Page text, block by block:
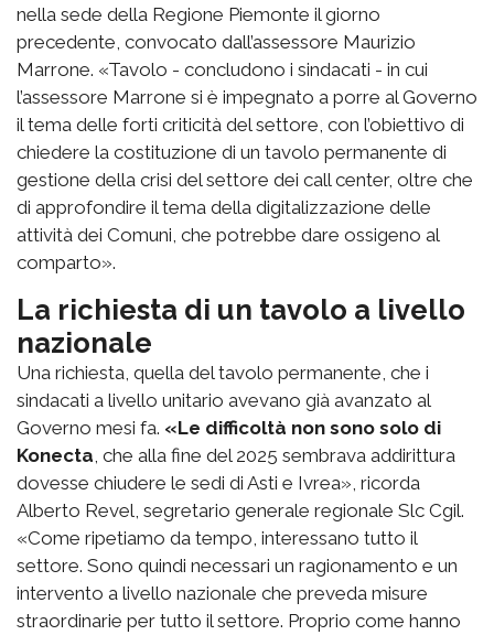
nella sede della Regione Piemonte il giorno
precedente, convocato dall’assessore Maurizio
Marrone. «Tavolo - concludono i sindacati - in cui
l’assessore Marrone si è impegnato a porre al Governo
il tema delle forti criticità del settore, con l’obiettivo di
chiedere la costituzione di un tavolo permanente di
gestione della crisi del settore dei call center, oltre che
di approfondire il tema della digitalizzazione delle
attività dei Comuni, che potrebbe dare ossigeno al
comparto».
La richiesta di un tavolo a livello
nazionale
Una richiesta, quella del tavolo permanente, che i
sindacati a livello unitario avevano già avanzato al
Governo mesi fa. «Le difficoltà non sono solo di
Konecta , che alla fine del 2025 sembrava addirittura
dovesse chiudere le sedi di Asti e Ivrea», ricorda
Alberto Revel, segretario generale regionale Slc Cgil.
«Come ripetiamo da tempo, interessano tutto il
settore. Sono quindi necessari un ragionamento e un
intervento a livello nazionale che preveda misure
straordinarie per tutto il settore. Proprio come hanno